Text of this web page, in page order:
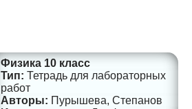
Физика 10 класс
Тетрадь для лабораторных
работ
Пурышева, Степанов